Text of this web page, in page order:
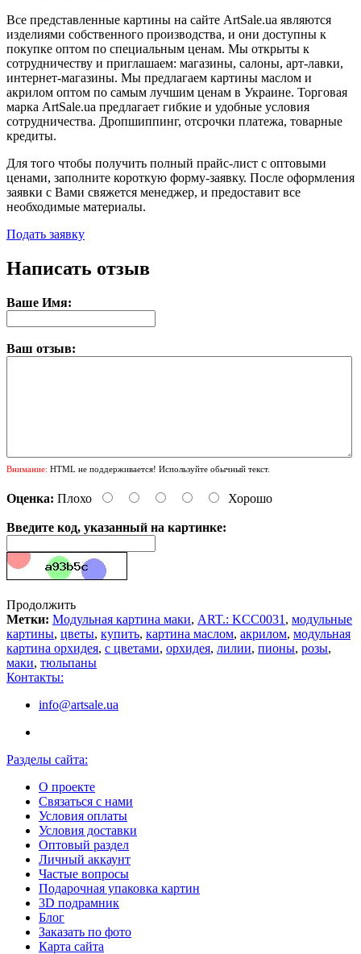
Все представленные картины на сайте ArtSale.ua являются
изделиями собственного производства, и они доступны к
покупке оптом по специальным ценам. Мы открыты к
сотрудничеству и приглашаем: магазины, салоны, арт-лавки,
интернет-магазины. Мы предлагаем картины маслом и
акрилом оптом по самым лучшим ценам в Украине. Торговая
марка ArtSale.ua предлагает гибкие и удобные условия
сотрудничества. Дропшиппинг, отсрочки платежа, товарные
кредиты.
Для того чтобы получить полный прайс-лист с оптовыми
ценами, заполните короткую форму-заявку. После оформления
заявки с Вами свяжется менеджер, и предоставит все
необходимые материалы.
Подать заявку
Написать отзыв
Ваше Имя:
Ваш отзыв:
Внимание: HTML не поддерживается! Используйте обычный текст.
Оценка: Плохо Хорошо
Введите код, указанный на картинке:
Продолжить
Метки: Модульная картина маки, ART.: KCC0031 , модульные
картины, цветы, купить, картина маслом, акрилом, модульная
картина орхидея, с цветами, орхидея, лилии, пионы, розы,
маки, тюльпаны
Контакты:
info@artsale.ua
Разделы сайта:
О проекте
Связаться с нами
Условия оплаты
Условия доставки
Оптовый раздел
Личный аккаунт
Частые вопросы
Подарочная упаковка картин
3D подрамник
Блог
Заказать по фото
Карта сайта